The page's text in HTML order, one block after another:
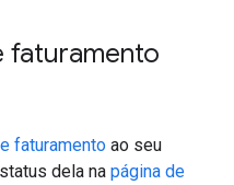
faturamento
faturamento ao seu
dela na página de